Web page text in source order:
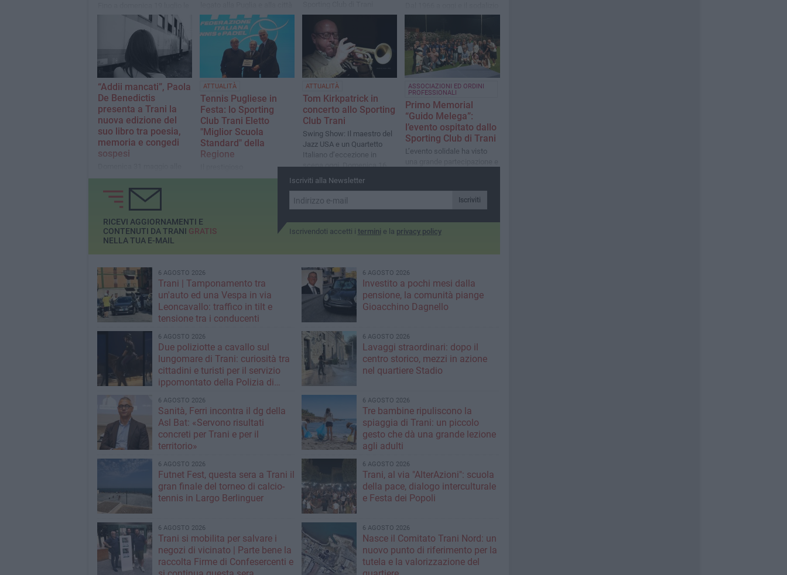
fasi finali del torneo di
tennis per un tributo
all'uomo che ha guidato la
città con sobrietà, dedizione
e profondo spessore umano
di Trani, incontrerà i soci e
gli ospiti in una serata, ad
ingresso gratuito, dedicata
alla letteratura
festeggia con una stagione
ricca di eventi aperti alla
comunità. Il presidente
Nicola Amoruso: "Un
patrimonio di valori da
custodire e proiettare nel
“Addii mancati”, Paola
De Benedictis
presenta a Trani la
nuova edizione del
suo libro tra poesia,
memoria e congedi
sospesi
18.30 allo Sporting Club
l’incontro con la scrittrice
tranese: dialogherà con
Milly Corallo. Saluti del
presidente Nicola Amoruso
ATTUALITÀ
Tennis Pugliese in
Festa: lo Sporting
Club Trani Eletto
"Miglior Scuola
Standard" della
Regione
riconoscimento è stato
passione, ma non ci
fermiamo qui"
ATTUALITÀ
Tom Kirkpatrick in
concerto allo Sporting
Club Trani
Swing Show: Il maestro del
Jazz USA e un Quartetto
Italiano d’eccezione in
scena oggi, Domenica 16
Novembre.
ASSOCIAZIONI ED ORDINI
PROFESSIONALI
Primo Memorial
“Guido Melega”:
l’evento ospitato dallo
Sporting Club di Trani
L’evento solidale ha visto
Iscriviti alla Newsletter
Iscriviti
Iscrivendoti accetti i termini e la privacy policy
RICEVI AGGIORNAMENTI E
CONTENUTI DA TRANI GRATIS
NELLA TUA E-MAIL
6 AGOSTO 2026
Trani | Tamponamento tra
un'auto ed una Vespa in via
Leoncavallo: traffico in tilt e
tensione tra i conducenti
6 AGOSTO 2026
Investito a pochi mesi dalla
pensione, la comunità piange
Gioacchino Dagnello
6 AGOSTO 2026
Due poliziotte a cavallo sul
lungomare di Trani: curiosità tra
cittadini e turisti per il servizio
ippomontato della Polizia di
6 AGOSTO 2026
Lavaggi straordinari: dopo il
centro storico, mezzi in azione
nel quartiere Stadio
6 AGOSTO 2026
Sanità, Ferri incontra il dg della
Asl Bat: «Servono risultati
concreti per Trani e per il
territorio»
6 AGOSTO 2026
Tre bambine ripuliscono la
spiaggia di Trani: un piccolo
gesto che dà una grande lezione
agli adulti
6 AGOSTO 2026
Futnet Fest, questa sera a Trani il
gran finale del torneo di calcio-
tennis in Largo Berlinguer
6 AGOSTO 2026
Trani, al via "AlterAzioni": scuola
della pace, dialogo interculturale
e Festa dei Popoli
6 AGOSTO 2026
Trani si mobilita per salvare i
negozi di vicinato | Parte bene la
raccolta Firme di Confesercenti e
6 AGOSTO 2026
Nasce il Comitato Trani Nord: un
nuovo punto di riferimento per la
tutela e la valorizzazione del